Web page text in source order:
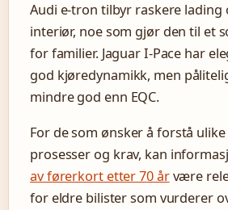
Audi e-tron tilbyr raskere lading
interiør, noe som gjør den til et
for familier. Jaguar I-Pace har
god kjøredynamikk, men
mindre god enn EQC.
For de som ønsker å forstå
prosesser og krav, kan
av førerkort etter 70 årvære
for eldre bilister som vurderer